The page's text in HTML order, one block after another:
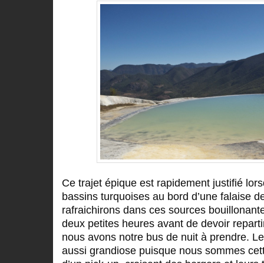
Ce trajet épique est rapidement justifié
bassins turquoises au bord d’une falaise
rafraichirons dans ces sources
deux petites heures avant de devoir
nous avons notre bus de nuit à prendre.
aussi grandiose puisque nous sommes